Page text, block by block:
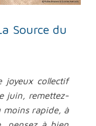
Source du
collectif
juin, remettez-
moins rapide, à